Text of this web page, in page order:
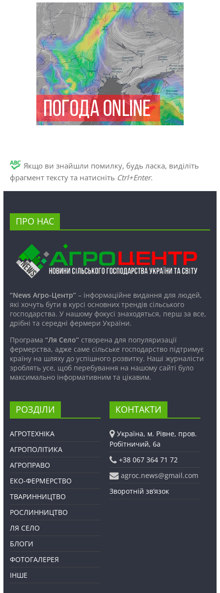
Якщо ви знайшли помилку, будь ласка, виділіть
фрагмент тексту та натисніть Ctrl+Enter.
ПРО НАС
“News Агро-Центр”– інформаційне видання для людей,
які хочуть бути в курсі основних трендів сільського
господарства. У нашому фокусі знаходяться, перш за все,
дрібні та середні фермери України.
Програма “Ля Село”створена для популяризації
фермерства, адже саме сільське господарство підтримує
країну на шляху до успішного розвитку. Наші журналісти
зроблять усе, щоб перебування на нашому сайті було
максимально інформативним та цікавим.
РОЗДІЛИ
АГРОТЕХНІКА
АГРОПОЛІТИКА
АГРОПРАВО
ЕКО-ФЕРМЕРСТВО
ТВАРИННИЦТВО
РОСЛИННИЦТВО
ЛЯ СЕЛО
БЛОГИ
ФОТОГАЛЕРЕЯ
ІНШЕ
КОНТАКТИ
Україна, м. Рівне, пров.
Робітничий, 6а
+38 067 364 71 72
agroc.news@gmail.com
Зворотній зв’язок